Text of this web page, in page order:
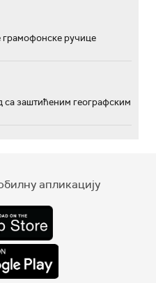
грамофонске ручице
заштићеним географским
апликацију